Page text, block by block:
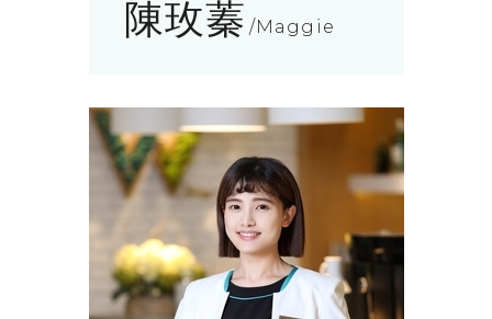
陳玫蓁 Maggie